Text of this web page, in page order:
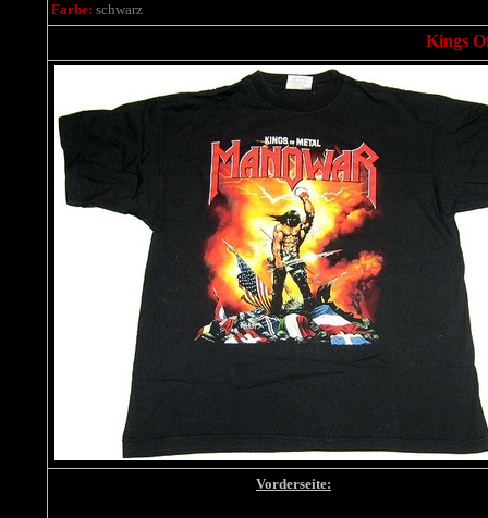
Farbe: schwarz
Kings
Vorderseite: